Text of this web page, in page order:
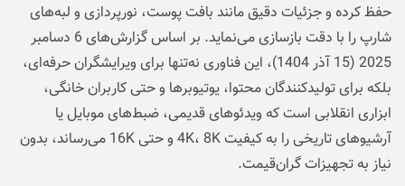
حفظ کرده و جزئیات دقیق مانند بافت پوست، نورپردازی و لبه‌های
شارپ را با دقت بازسازی می‌نماید. بر اساس گزارش‌های 6 دسامبر
2025 (15 آذر 1404)، این فناوری نه‌تنها برای ویرایشگران حرفه‌ای،
بلکه برای تولیدکنندگان محتوا، یوتیوبرها و حتی کاربران خانگی،
ابزاری انقلابی است که ویدئوهای قدیمی، ضبط‌های موبایل یا
آرشیوهای تاریخی را به کیفیت 4K، 8K و حتی 16K می‌رساند، بدون
نیاز به تجهیزات گران‌قیمت.